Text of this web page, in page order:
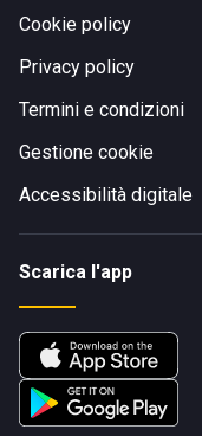
Cookie policy
Privacy policy
Termini e condizioni
Gestione cookie
Accessibilità digitale
Scarica l'app